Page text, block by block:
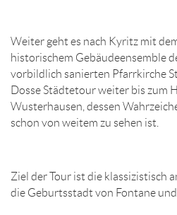
Weiter geht es nach Kyritz mit
historischem Gebäudeensemble
vorbildlich sanierten Pfarrkirche
Dosse Städtetour weiter bis zum
Wusterhausen, dessen
schon von weitem zu sehen ist.
Ziel der Tour ist die klassizistisch
die Geburtsstadt von Fontane und